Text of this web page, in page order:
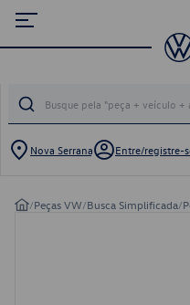
Nova Serrana Entre/registre-
/Peças VW/Busca Simplificada/